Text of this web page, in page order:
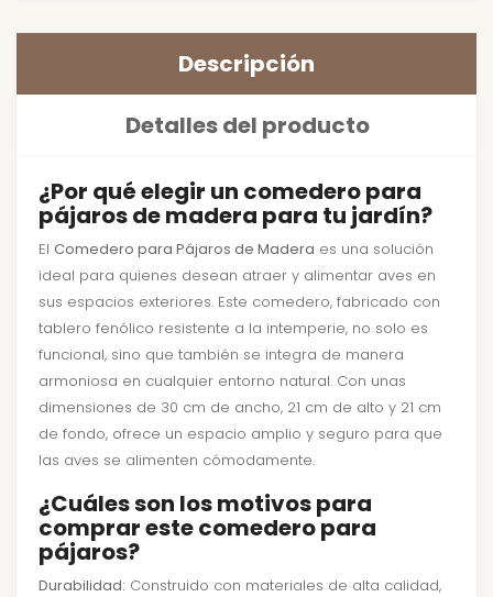
Descripción
Detalles del producto
¿Por qué elegir un comedero para
pájaros de madera para tu jardín?
El Comedero para Pájaros de Madera es una solución
ideal para quienes desean atraer y alimentar aves en
sus espacios exteriores. Este comedero, fabricado con
tablero fenólico resistente a la intemperie, no solo es
funcional, sino que también se integra de manera
armoniosa en cualquier entorno natural. Con unas
dimensiones de 30 cm de ancho, 21 cm de alto y 21 cm
de fondo, ofrece un espacio amplio y seguro para que
las aves se alimenten cómodamente.
¿Cuáles son los motivos para
comprar este comedero para
pájaros?
Durabilidad: Construido con materiales de alta calidad,